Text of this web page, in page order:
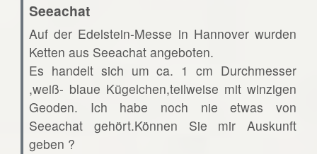
Seeachat
Auf der Edelstein-Messe in Hannover wurden
Ketten aus Seeachat angeboten.
Es handelt sich um ca. 1 cm Durchmesser
,weiß- blaue Kügelchen,teilweise mit winzigen
Geoden. Ich habe noch nie etwas von
Seeachat gehört.Können Sie mir Auskunft
geben ?